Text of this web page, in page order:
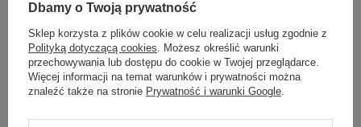
ŻYRANDOLE KRYSZTAŁOWE
LAMPY WISZĄCE CZARNE
LAMPY WISZĄCE - OKRĘGI
KINKIETY DO SYPIALNI
LAMPY SUFITOWE OKRĄGŁE
LAMPY WISZĄCE
LAMPY ZEWNĘTRZNE
Dbamy o Twoją prywatność
Sklep korzysta z plików cookie w celu realizacji usług zgodnie z
Polityką dotyczącą cookies . Możesz określić warunki
przechowywania lub dostępu do cookie w Twojej przeglądarce.
Więcej informacji na temat warunków i prywatności można
znaleźć także na stronie Prywatność i warunki Google